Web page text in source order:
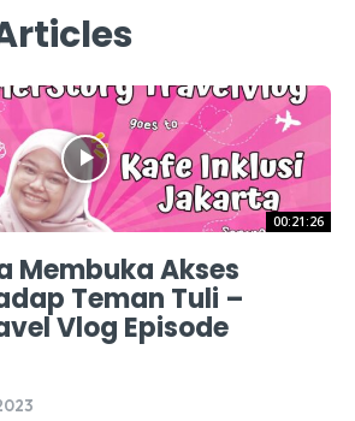
00:21:26
Membuka Akses
Teman Tuli –
Vlog Episode